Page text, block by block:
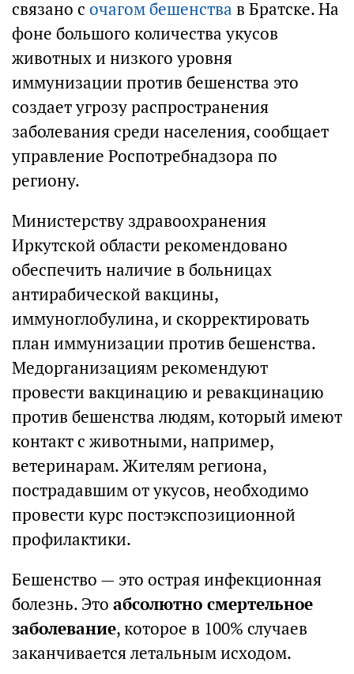
связано с очагом бешенства в Братске. На
фоне большого количества укусов
животных и низкого уровня
иммунизации против бешенства это
создает угрозу распространения
заболевания среди населения, сообщает
управление Роспотребнадзора по
региону.
Министерству здравоохранения
Иркутской области рекомендовано
обеспечить наличие в больницах
антирабической вакцины,
иммуноглобулина, и скорректировать
план иммунизации против бешенства.
Медорганизациям рекомендуют
провести вакцинацию и ревакцинацию
против бешенства людям, который имеют
контакт с животными, например,
ветеринарам. Жителям региона,
пострадавшим от укусов, необходимо
провести курс постэкспозиционной
профилактики.
Бешенство — это острая инфекционная
болезнь. Это абсолютно смертельное
заболевание, которое в 100% случаев
заканчивается летальным исходом.